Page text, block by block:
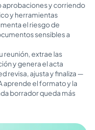
y corriendo
y herramientas
el riesgo de
sensibles a
reunión, extrae las
y genera el acta
revisa, ajusta y finaliza —
aprende el formato y la
borrador queda más